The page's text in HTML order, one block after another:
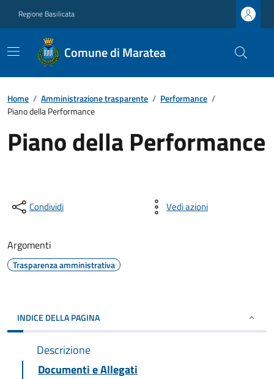
Regione Basilicata
Comune di Maratea
Home / Amministrazione trasparente / Performance /
Piano della Performance
Piano della Performance
Condividi Vedi azioni
Argomenti
Trasparenza amministrativa
INDICE DELLA PAGINA
Descrizione
Documenti e Allegati